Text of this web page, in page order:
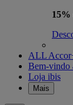
15%
ALL
Bem-vindo
Loja ibis
Mais